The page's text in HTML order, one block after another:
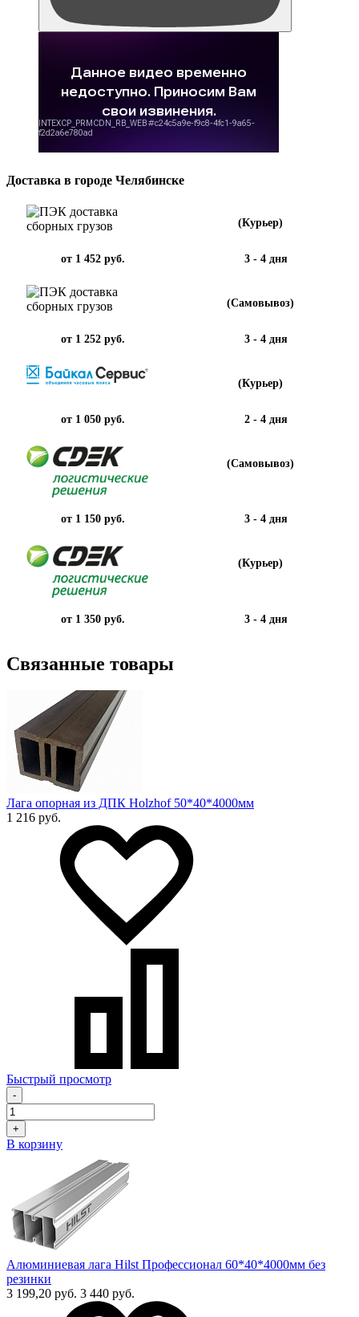
Доставка в городе Челябинске
(Курьер)
от 1 452 руб. 3 - 4 дня
(Самовывоз)
от 1 252 руб. 3 - 4 дня
(Курьер)
от 1 050 руб. 2 - 4 дня
(Самовывоз)
от 1 150 руб. 3 - 4 дня
(Курьер)
от 1 350 руб. 3 - 4 дня
Связанные товары
Лага опорная из ДПК Holzhof 50*40*4000мм
1 216 руб.
Быстрый просмотр
-
+
В корзину
Алюминиевая лага Hilst Профессионал 60*40*4000мм без
резинки
3 199,20 руб. 3 440 руб.